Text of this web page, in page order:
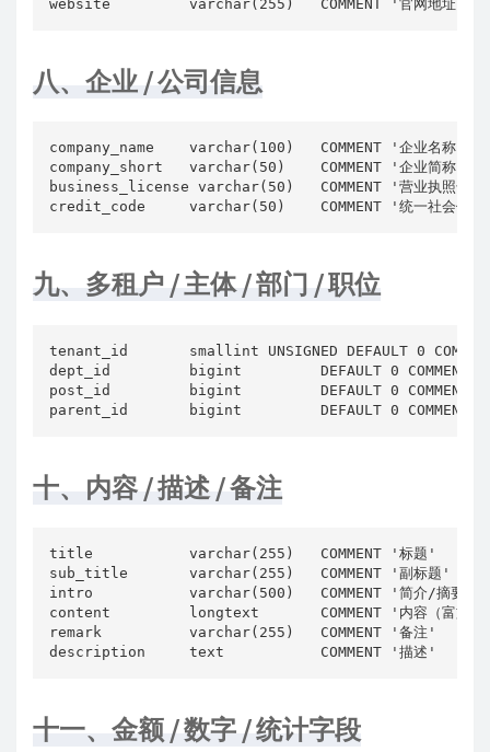
website         varchar(255)   COMMENT '官网地址'
八、企业 / 公司信息
company_name    varchar(100)   COMMENT '企业名称'
company_short   varchar(50)    COMMENT '企业简称'
business_license varchar(50)   COMMENT '营业执照号'
credit_code     varchar(50)    COMMENT '统一社会信用
九、多租户 / 主体 / 部门 / 职位
tenant_id       smallint UNSIGNED DEFAULT 0
dept_id         bigint         DEFAULT 0 COMMENT '
post_id         bigint         DEFAULT 0 COMMENT '
parent_id       bigint         DEFAULT 0 COMMENT '
十、内容 / 描述 / 备注
title           varchar(255)   COMMENT '标题'
sub_title       varchar(255)   COMMENT '副标题'
intro           varchar(500)   COMMENT '简介/摘要'
content         longtext       COMMENT '内容（富文本
remark          varchar(255)   COMMENT '备注'
description     text           COMMENT '描述'
十一、金额 / 数字 / 统计字段